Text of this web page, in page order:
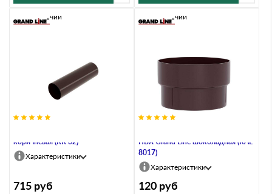
коричневая (RR 32)
В наличии
Характеристики
715 руб
ПВХ Grand Line шоколадная (RAL
8017)
В наличии
Характеристики
120 руб